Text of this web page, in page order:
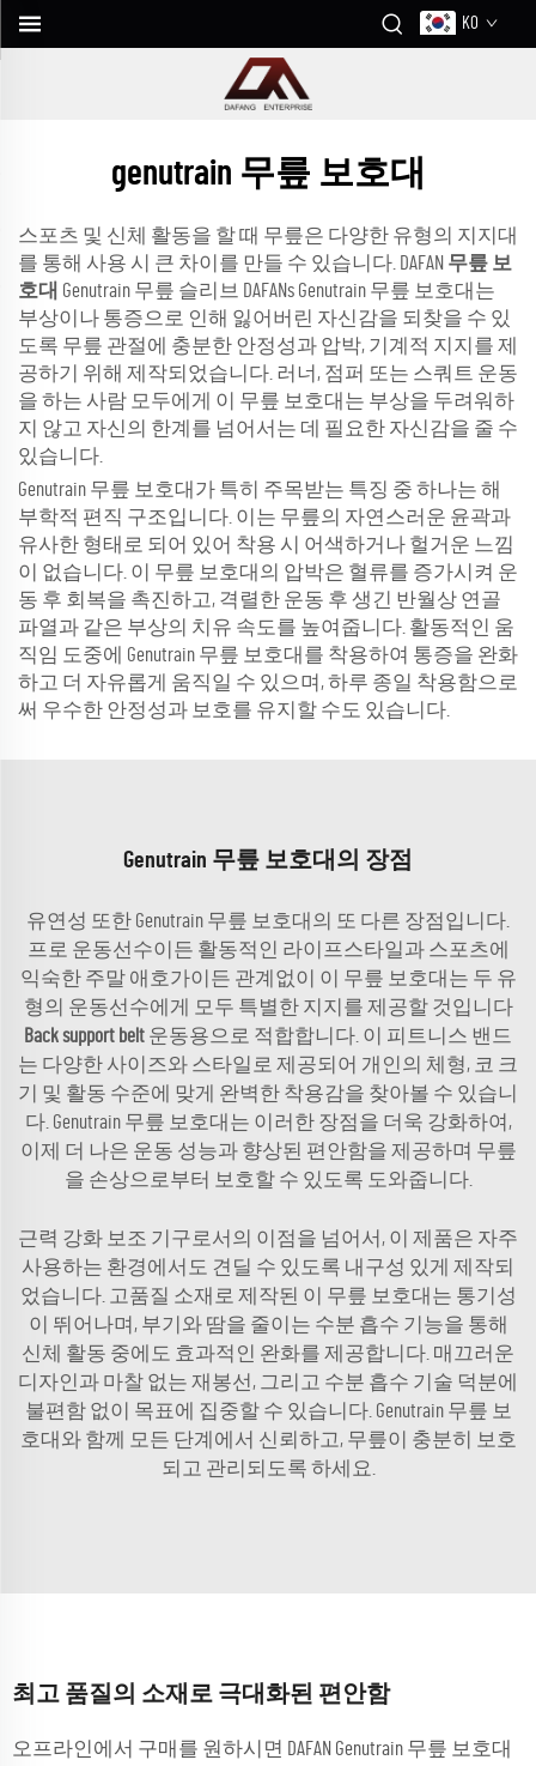
KO
genutrain 무릎 보호대
스포츠 및 신체 활동을 할 때 무릎은 다양한 유형의 지지대
를 통해 사용 시 큰 차이를 만들 수 있습니다. DAFAN 무릎 보
호대 Genutrain 무릎 슬리브 DAFANs Genutrain 무릎 보호대는
부상이나 통증으로 인해 잃어버린 자신감을 되찾을 수 있
도록 무릎 관절에 충분한 안정성과 압박, 기계적 지지를 제
공하기 위해 제작되었습니다. 러너, 점퍼 또는 스쿼트 운동
을 하는 사람 모두에게 이 무릎 보호대는 부상을 두려워하
지 않고 자신의 한계를 넘어서는 데 필요한 자신감을 줄 수
있습니다.
Genutrain 무릎 보호대가 특히 주목받는 특징 중 하나는 해
부학적 편직 구조입니다. 이는 무릎의 자연스러운 윤곽과
유사한 형태로 되어 있어 착용 시 어색하거나 헐거운 느낌
이 없습니다. 이 무릎 보호대의 압박은 혈류를 증가시켜 운
동 후 회복을 촉진하고, 격렬한 운동 후 생긴 반월상 연골
파열과 같은 부상의 치유 속도를 높여줍니다. 활동적인 움
직임 도중에 Genutrain 무릎 보호대를 착용하여 통증을 완화
하고 더 자유롭게 움직일 수 있으며, 하루 종일 착용함으로
써 우수한 안정성과 보호를 유지할 수도 있습니다.
Genutrain 무릎 보호대의 장점
유연성 또한 Genutrain 무릎 보호대의 또 다른 장점입니다.
프로 운동선수이든 활동적인 라이프스타일과 스포츠에
익숙한 주말 애호가이든 관계없이 이 무릎 보호대는 두 유
형의 운동선수에게 모두 특별한 지지를 제공할 것입니다
Back support belt 운동용으로 적합합니다. 이 피트니스 밴드
는 다양한 사이즈와 스타일로 제공되어 개인의 체형, 코 크
기 및 활동 수준에 맞게 완벽한 착용감을 찾아볼 수 있습니
다. Genutrain 무릎 보호대는 이러한 장점을 더욱 강화하여,
이제 더 나은 운동 성능과 향상된 편안함을 제공하며 무릎
을 손상으로부터 보호할 수 있도록 도와줍니다.
근력 강화 보조 기구로서의 이점을 넘어서, 이 제품은 자주
사용하는 환경에서도 견딜 수 있도록 내구성 있게 제작되
었습니다. 고품질 소재로 제작된 이 무릎 보호대는 통기성
이 뛰어나며, 부기와 땀을 줄이는 수분 흡수 기능을 통해
신체 활동 중에도 효과적인 완화를 제공합니다. 매끄러운
디자인과 마찰 없는 재봉선, 그리고 수분 흡수 기술 덕분에
불편함 없이 목표에 집중할 수 있습니다. Genutrain 무릎 보
호대와 함께 모든 단계에서 신뢰하고, 무릎이 충분히 보호
되고 관리되도록 하세요.
최고 품질의 소재로 극대화된 편안함
오프라인에서 구매를 원하시면 DAFAN Genutrain 무릎 보호대